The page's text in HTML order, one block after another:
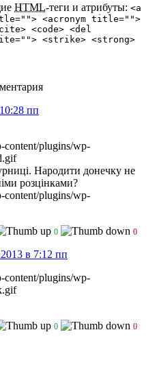
HTML-теги и атрибуты: <a
<acronym title="">
<code> <del
<strike> <strong>
пп
Народити донечку не
розцінками?
0 0
в 7:12 пп
0 0